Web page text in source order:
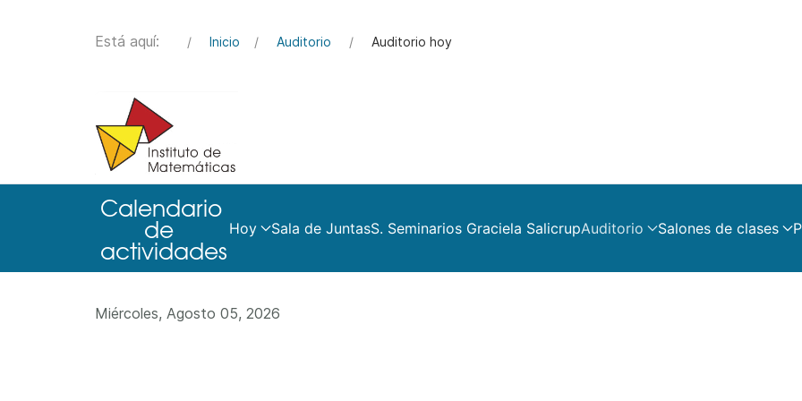
Está aquí: Inicio Auditorio Auditorio hoy
Hoy Sala de JuntasS. Seminarios Graciela SalicrupAuditorio Salones de clases
Miércoles, Agosto 05, 2026